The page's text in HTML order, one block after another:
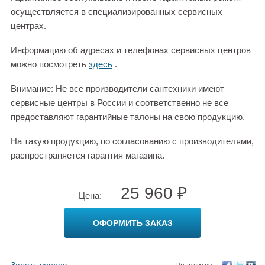
осуществляется в специализированных сервисных
центрах.
Информацию об адресах и телефонах сервисных центров
можно посмотреть здесь .
Внимание: Не все производители сантехники имеют
сервисные центры в России и соответственно не все
предоставляют гарантийные талоны на свою продукцию.
На такую продукцию, по согласованию с производителями,
распространяется гарантия магазина.
Цена: 25 960 ₽
ОФОРМИТЬ ЗАКАЗ